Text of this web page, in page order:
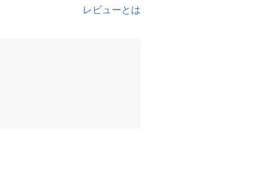
レビューとは